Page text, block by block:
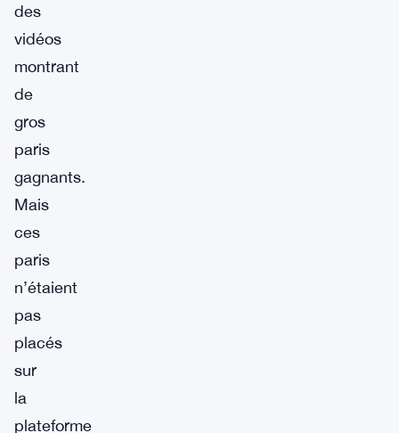
des
vidéos
montrant
de
gros
paris
gagnants.
Mais
ces
paris
n’étaient
pas
placés
sur
la
plateforme